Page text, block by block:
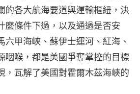
的各大航海要道與運輸樞紐，決
麼條件下過，以及通過是否安
六甲海峽、蘇伊士運河、紅海、
咽喉，都是美國爭奪掌控的目標
瓦解了美國對霍爾木茲海峽的